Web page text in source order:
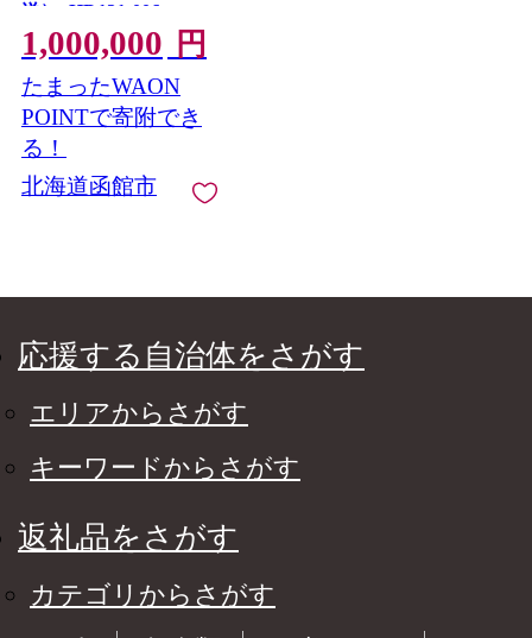
送）_HD131-006
1,000,000 円
たまったWAON
POINTで寄附でき
る！
北海道函館市
応援する自治体をさがす
エリアからさがす
キーワードからさがす
返礼品をさがす
カテゴリからさがす